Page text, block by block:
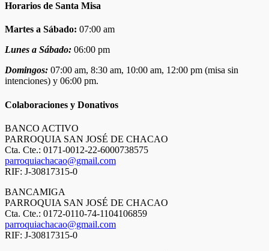
Horarios de Santa Misa
Martes a Sábado: 07:00 am
Lunes a Sábado: 06:00 pm
Domingos: 07:00 am, 8:30 am, 10:00 am, 12:00 pm (misa sin
intenciones) y 06:00 pm.
Colaboraciones y Donativos
BANCO ACTIVO
PARROQUIA SAN JOSÉ DE CHACAO
Cta. Cte.: 0171-0012-22-6000738575
parroquiachacao@gmail.com
RIF: J-30817315-0
BANCAMIGA
PARROQUIA SAN JOSÉ DE CHACAO
Cta. Cte.: 0172-0110-74-1104106859
parroquiachacao@gmail.com
RIF: J-30817315-0